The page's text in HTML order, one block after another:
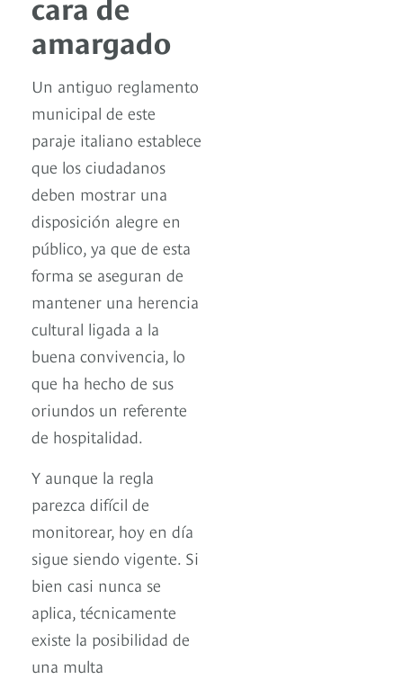
amargado
Un antiguo reglamento
municipal de este
paraje italiano establece
que los ciudadanos
deben mostrar una
disposición alegre en
público, ya que de esta
forma se aseguran de
mantener una herencia
cultural ligada a la
buena convivencia, lo
que ha hecho de sus
oriundos un referente
de hospitalidad.
Y aunque la regla
parezca difícil de
monitorear, hoy en día
sigue siendo vigente. Si
bien casi nunca se
aplica, técnicamente
existe la posibilidad de
una multa